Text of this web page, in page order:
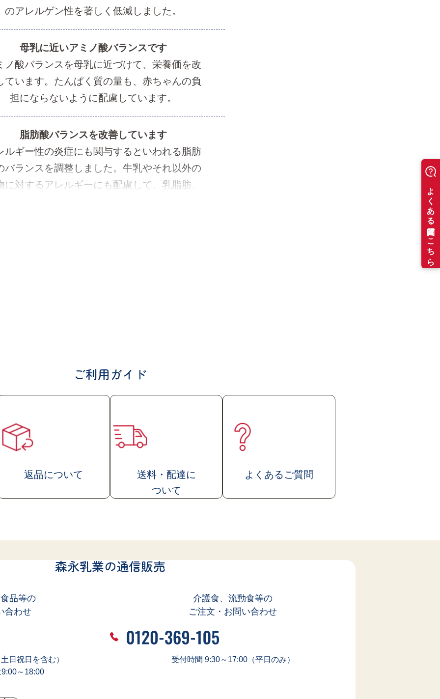
のアレルゲン性を著しく低減しました。
母乳に近いアミノ酸バランスです
ノ酸バランスを母乳に近づけて、栄養価を改
ています。たんぱく質の量も、赤ちゃんの負
担にならないように配慮しています。
脂肪酸バランスを改善しています
ルギー性の炎症にも関与するといわれる脂肪
バランスを調整しました。牛乳やそれ以外の
に対するアレルギーにも配慮して、乳脂肪、
を配合しています。
ご利用ガイド
返品について 送料・配達に
ついて
よくあるご質問
森永乳業の通信販売
品等の
合わせ
日祝日を含む）
～18:00
介護食、流動食等の
ご注文・お問い合わせ
受付時間 9:30～17:00（平日のみ）